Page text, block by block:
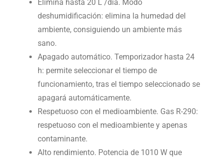
Elimina hasta 20 L /día. Modo
deshumidificación: elimina la humedad del
ambiente, consiguiendo un ambiente más
sano.
Apagado automático. Temporizador hasta 24
h: permite seleccionar el tiempo de
funcionamiento, tras el tiempo seleccionado se
apagará automáticamente.
Respetuoso con el medioambiente. Gas R-290:
respetuoso con el medioambiente y apenas
contaminante.
Alto rendimiento. Potencia de 1010 W que